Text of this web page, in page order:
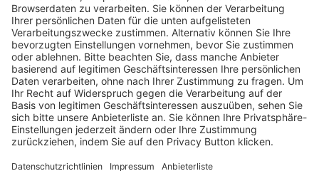
Trainerausbildung
Schulungsangebot Vereinsmitarbeiter
BFV-Geschäftsstellen
Trainerbörse
Login SpielPlus
FOLGE DEM BFV